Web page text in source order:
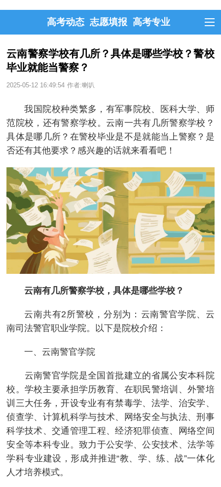
高考动态 志愿填报 高考专业
云南警察学校有几所？具体是哪些学校？警校
毕业就能当警察？
2025-05-12 16:49:54 作者:喇叭
我国院校种类繁多，有军事院校、医科大学、师
范院校，还有警察学校。云南一共有几所警察学校？
具体是哪几所？在警校毕业是不是就能当上警察？是
否还有其他要求？感兴趣的话就来看看吧！
云南有几所警察学校，具体是哪些学校？
云南共有2所警校，分别为：‌云南警官学院、云
南司法警官职业学院。以下是院校介绍：
一、‌云南警官学院
‌云南警官学院是全国首批建立的省属公安本科院
校。学校主要承担学历教育、在职民警培训、外警培
训三大任务，开设专业有有禁毒学、法学、治安学、
侦查学、计算机科学与技术、网络安全与执法、刑事
科学技术、交通管理工程、经济犯罪侦查、网络空间
安全等本科专业。致力于公安学、公安技术、法学等
学科专业建设，形成并推进“教、学、练、战”一体化
人才培养模式。